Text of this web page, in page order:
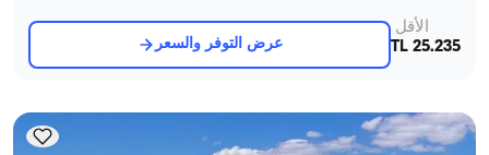
الأقل
25.235 TL
عرض التوفر والسعر